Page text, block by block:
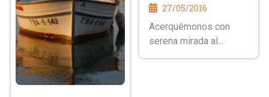
27/05/2016
Acerquémonos con
serena mirada al...